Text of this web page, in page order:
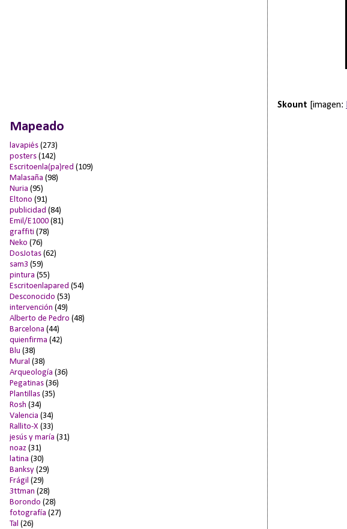
Skount [imagen:
Mapeado
lavapiés (273)
posters (142)
Escritoenla(pa)red (109)
Malasaña (98)
Nuria (95)
Eltono (91)
publicidad (84)
Emil/E1000 (81)
graffiti (78)
Neko (76)
DosJotas (62)
sam3 (59)
pintura (55)
Escritoenlapared (54)
Desconocido (53)
intervención (49)
Alberto de Pedro (48)
Barcelona (44)
quienfirma (42)
Blu (38)
Mural (38)
Arqueología (36)
Pegatinas (36)
Plantillas (35)
Rosh (34)
Valencia (34)
Rallito-X (33)
jesús y maría (31)
noaz (31)
latina (30)
Banksy (29)
Frágil (29)
3ttman (28)
Borondo (28)
fotografía (27)
Tal (26)